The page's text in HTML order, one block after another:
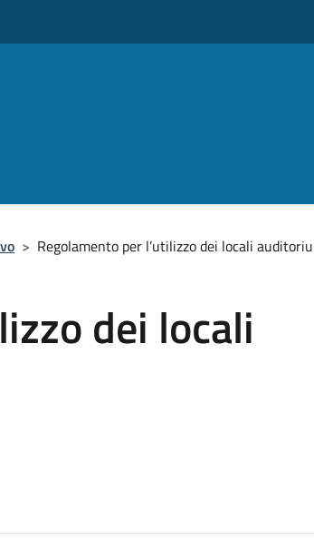
> Regolamento per l’utilizzo dei locali
dei locali